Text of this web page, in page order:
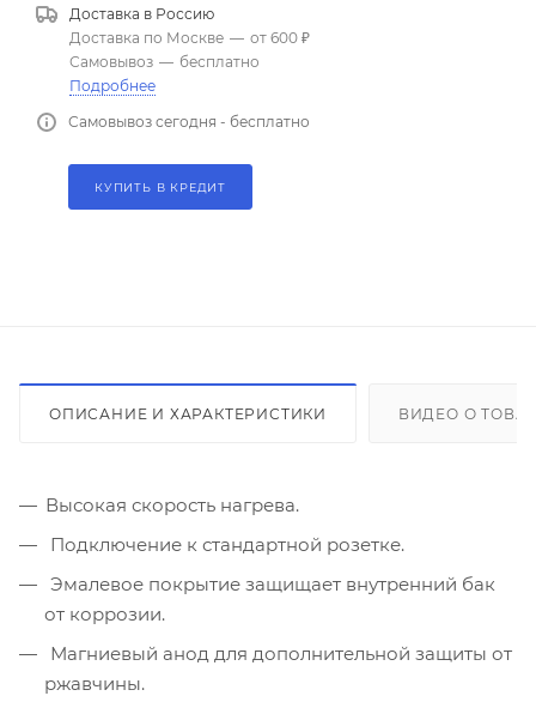
Доставка в Россию
Доставка по Москве — от 600 ₽
Самовывоз — бесплатно
Подробнее
Самовывоз сегодня - бесплатно
КУПИТЬ В КРЕДИТ
ОПИСАНИЕ И ХАРАКТЕРИСТИКИ ВИДЕО О
Высокая скорость нагрева.
Подключение к стандартной розетке.
Эмалевое покрытие защищает внутренний бак
от коррозии.
Магниевый анод для дополнительной защиты от
ржавчины.